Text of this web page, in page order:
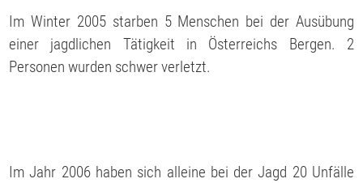
Im Winter 2005 starben 5 Menschen bei der Ausübung
einer jagdlichen Tätigkeit in Österreichs Bergen. 2
Personen wurden schwer verletzt.
Im Jahr 2006 haben sich alleine bei der Jagd 20 Unfälle